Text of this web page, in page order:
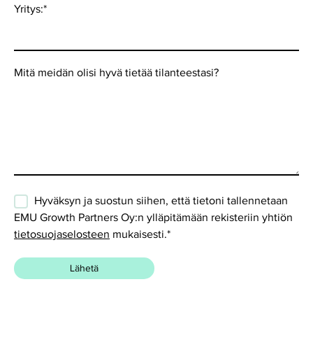
Yritys:*
Mitä meidän olisi hyvä tietää tilanteestasi?
Hyväksyn ja suostun siihen, että tietoni tallennetaan
EMU Growth Partners Oy:n ylläpitämään rekisteriin yhtiön
tietosuojaselosteen mukaisesti.*